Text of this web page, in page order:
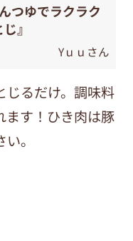
つゆでラクラク
』
Yｕｕさん
じるだけ。調味料
ます！ひき肉は豚
。